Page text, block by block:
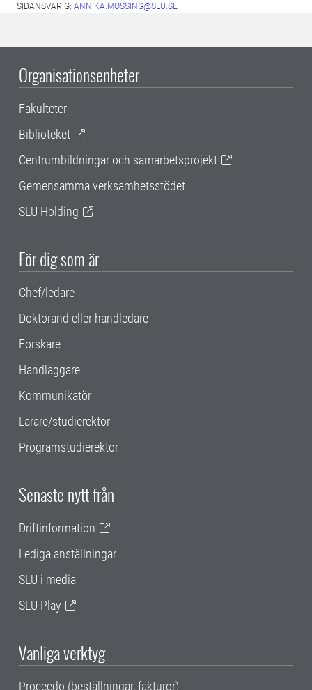
SIDANSVARIG: ANNIKA.MOSSING@SLU.SE
Organisationsenheter
Fakulteter
Biblioteket
Centrumbildningar och samarbetsprojekt
Gemensamma verksamhetsstödet
SLU Holding
För dig som är
Chef/ledare
Doktorand eller handledare
Forskare
Handläggare
Kommunikatör
Lärare/studierektor
Programstudierektor
Senaste nytt från
Driftinformation
Lediga anställningar
SLU i media
SLU Play
Vanliga verktyg
Proceedo (beställningar, fakturor)